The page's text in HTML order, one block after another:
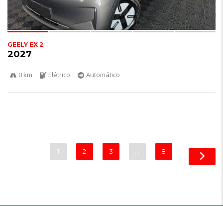
GEELY EX 2
2027
0 km Elétrico Automático
1 2 3 8